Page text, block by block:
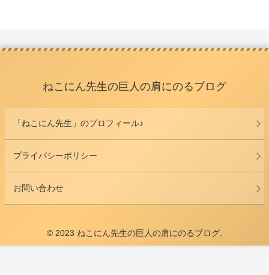
ねこにん先生の巨人の肩にのるブログ
「ねこにん先生」のプロフィール♪
プライバシーポリシー
お問い合わせ
© 2023 ねこにん先生の巨人の肩にのるブログ.